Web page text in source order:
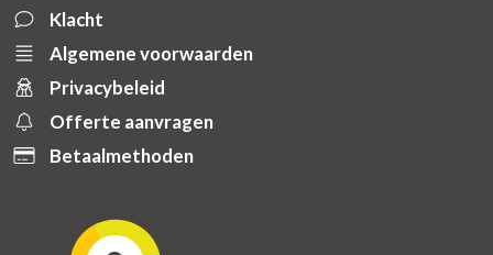
Klacht
Algemene voorwaarden
Privacybeleid
Offerte aanvragen
Betaalmethoden